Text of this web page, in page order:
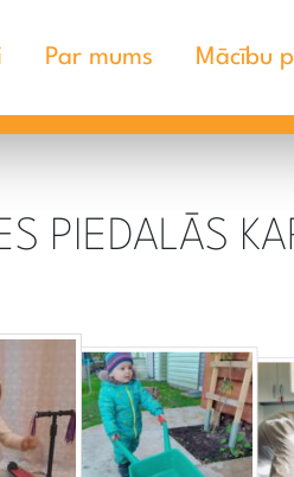
Par mums Mācību
PIEDALĀS